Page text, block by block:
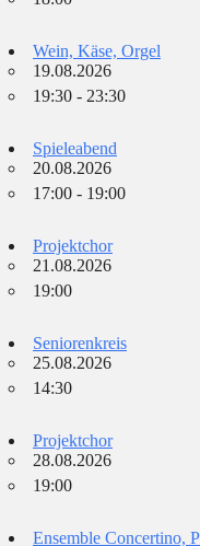
Wein, Käse, Orgel
19.08.2026
19:30 - 23:30
Spieleabend
20.08.2026
17:00 - 19:00
Projektchor
21.08.2026
19:00
Seniorenkreis
25.08.2026
14:30
Projektchor
28.08.2026
19:00
Ensemble Concertino,